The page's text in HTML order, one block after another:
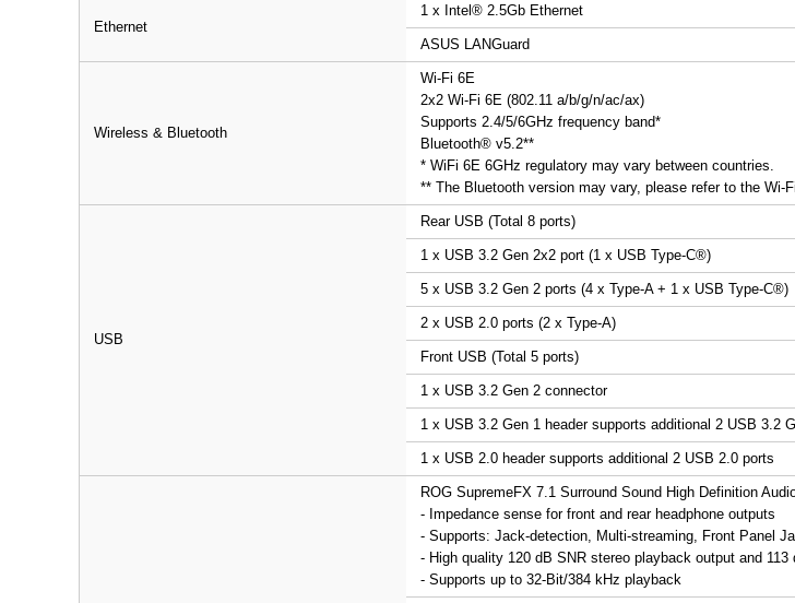
Ethernet
1 x Intel® 2.5Gb Ethernet
ASUS LANGuard
Wireless & Bluetooth
Wi-Fi 6E
2x2 Wi-Fi 6E (802.11 a/b/g/n/ac/ax)
Supports 2.4/5/6GHz frequency band*
Bluetooth® v5.2**
* WiFi 6E 6GHz regulatory may vary between countries.
** The Bluetooth version may vary, please refer to the Wi-
USB
Rear USB (Total 8 ports)
1 x USB 3.2 Gen 2x2 port (1 x USB Type-C®)
5 x USB 3.2 Gen 2 ports (4 x Type-A + 1 x USB Type-C®)
2 x USB 2.0 ports (2 x Type-A)
Front USB (Total 5 ports)
1 x USB 3.2 Gen 2 connector
1 x USB 3.2 Gen 1 header supports additional 2 USB 3.2
1 x USB 2.0 header supports additional 2 USB 2.0 ports
ROG SupremeFX 7.1 Surround Sound High Definition
- Impedance sense for front and rear headphone outputs
- Supports: Jack-detection, Multi-streaming, Front Panel
- High quality 120 dB SNR stereo playback output and 113
- Supports up to 32-Bit/384 kHz playback